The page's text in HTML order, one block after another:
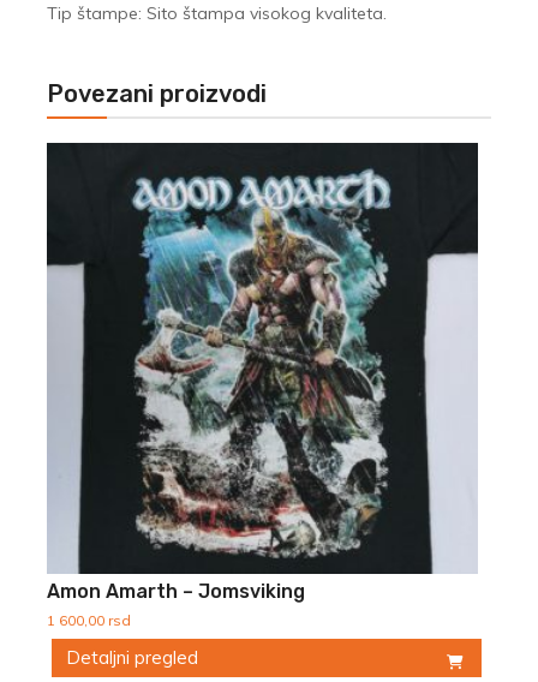
Tip štampe: Sito štampa visokog kvaliteta.
Povezani proizvodi
Amon Amarth – Jomsviking
1 600,00 rsd
Detaljni pregled